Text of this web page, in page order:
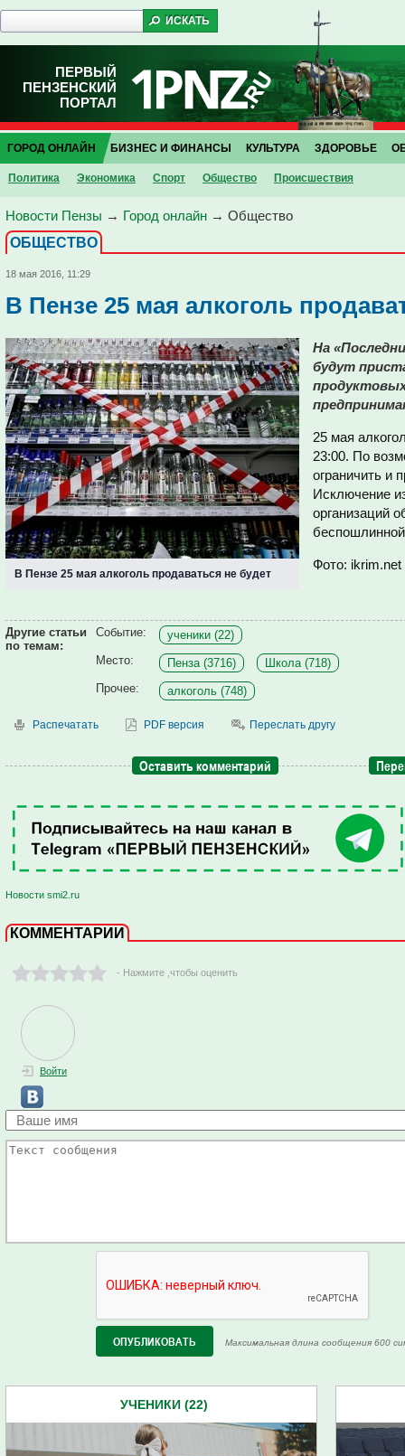
ПЕРВЫЙ
ПЕНЗЕНСКИЙ
ПОРТАЛ
ГОРОД ОНЛАЙН
Политика Экономика Спорт Общество Проиcшествия
БИЗНЕС И ФИНАНСЫ КУЛЬТУРА ЗДОРОВЬЕ
Новости Пензы → Город онлайн → Общество
ОБЩЕСТВО
18 мая 2016, 11:29
В Пензе 25 мая алкоголь
В Пензе 25 мая алкоголь продаваться не будет
На
будут
25 мая
23:00. По
ограничить и
Исключение
организаций
беспошлинной
Фото: ikrim.net
Другие статьи
по темам:
Событие:
ученики (22)
Место:
Пенза (3716)
Школа (718)
Прочее:
алкоголь (748)
Распечатать PDF версия Переслать другу
Оставить комментарий
Новости smi2.ru
КОММЕНТАРИИ
- Нажмите ,чтобы оценить
Войти
Максимальная длина сообщения 600
УЧЕНИКИ (22)